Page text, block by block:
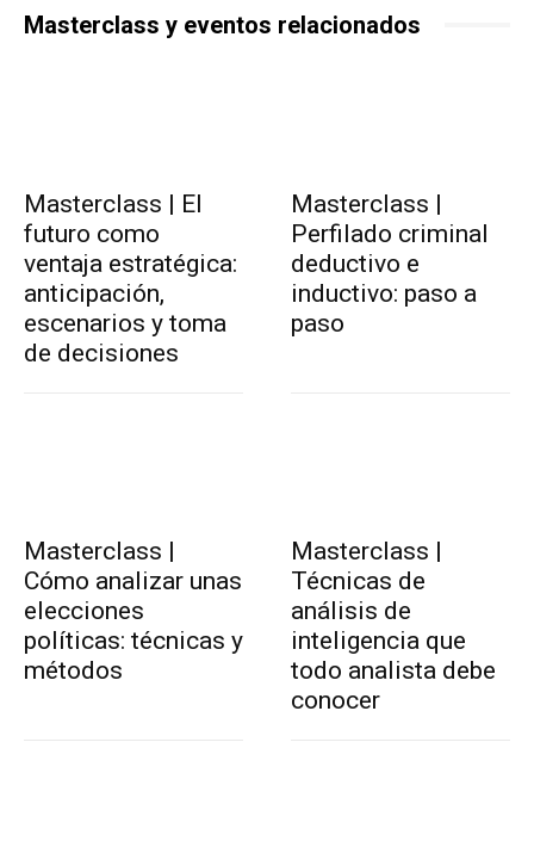
Masterclass y eventos relacionados
Masterclass | El
futuro como
ventaja estratégica:
anticipación,
escenarios y toma
de decisiones
Masterclass |
Perfilado criminal
deductivo e
inductivo: paso a
paso
Masterclass |
Cómo analizar unas
elecciones
políticas: técnicas y
métodos
Masterclass |
Técnicas de
análisis de
inteligencia que
todo analista debe
conocer